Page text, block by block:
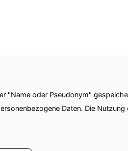
"Name oder Pseudonym"
Daten. Die Nutzung